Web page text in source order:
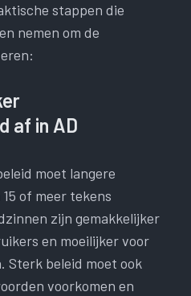
stappen die
nemen om de
af in AD
moet langere
of meer tekens
zijn gemakkelijker
en moeilijker voor
Sterk beleid moet ook
voorkomen en